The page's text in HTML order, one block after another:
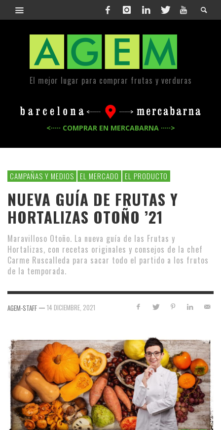
El mejor lugar para comprar frutas y verduras
<····· COMPRAR EN MERCABARNA ·····>
CAMPAÑAS Y MEDIOS EL MERCADO EL PRODUCTO
NUEVA GUÍA DE FRUTAS Y
HORTALIZAS OTOÑO ’21
Maravilloso Otoño. La nueva guía de las Frutas y
Hortalizas, con recetas originales y consejos de la chef
Carme Ruscalleda para sacar todo el partido a los frutos
de la temporada.
AGEM-STAFF — 14 DICIEMBRE, 2021